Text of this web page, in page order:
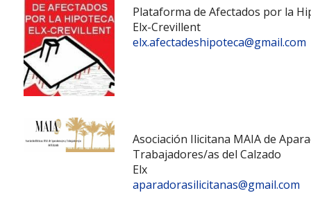
Plataforma de Afectados por la
Elx-Crevillent
elx.afectadeshipoteca@gmail.com
Asociación Ilicitana MAIA de
Trabajadores/as del Calzado
Elx
aparadorasilicitanas@gmail.com